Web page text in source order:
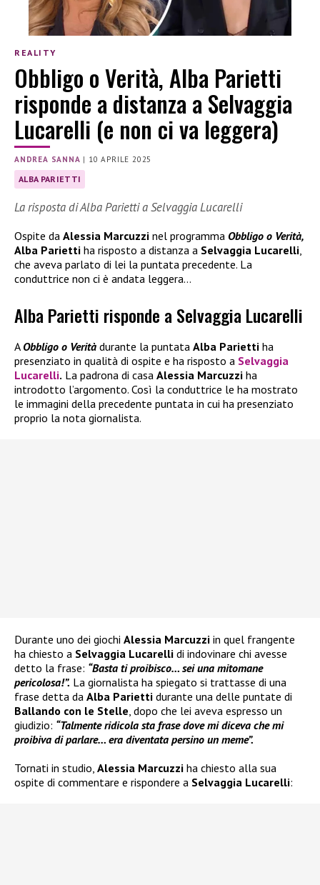
REALITY
Obbligo o Verità, Alba Parietti
risponde a distanza a Selvaggia
Lucarelli (e non ci va leggera)
ANDREA SANNA | 10 APRILE 2025
ALBA PARIETTI
La risposta di Alba Parietti a Selvaggia Lucarelli
Ospite da Alessia Marcuzzi nel programma Obbligo o Verità,
Alba Parietti ha risposto a distanza a Selvaggia Lucarelli,
che aveva parlato di lei la puntata precedente. La
conduttrice non ci è andata leggera…
Alba Parietti risponde a Selvaggia Lucarelli
A Obbligo o Verità durante la puntata Alba Parietti ha
presenziato in qualità di ospite e ha risposto a Selvaggia
Lucarelli. La padrona di casa Alessia Marcuzzi ha
introdotto l’argomento. Così la conduttrice le ha mostrato
le immagini della precedente puntata in cui ha presenziato
proprio la nota giornalista.
Durante uno dei giochi Alessia Marcuzzi in quel frangente
ha chiesto a Selvaggia Lucarelli di indovinare chi avesse
detto la frase: “Basta ti proibisco… sei una mitomane
pericolosa!”. La giornalista ha spiegato si trattasse di una
frase detta da Alba Parietti durante una delle puntate di
Ballando con le Stelle , dopo che lei aveva espresso un
giudizio: “Talmente ridicola sta frase dove mi diceva che mi
proibiva di parlare… era diventata persino un meme”.
Tornati in studio, Alessia Marcuzzi ha chiesto alla sua
ospite di commentare e rispondere a Selvaggia Lucarelli: